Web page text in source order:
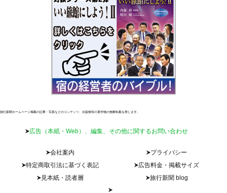
旅行新聞ホームページ掲載の記事・写真などのコンテンツ、出版物等の著作物の無断転載を禁じます。
広告（本紙・Web）、編集、その他に関するお問い合わせ
会社案内
プライバシー
特定商取引法に基づく表記
広告料金・掲載サイズ
見本紙・読者層
旅行新聞 blog